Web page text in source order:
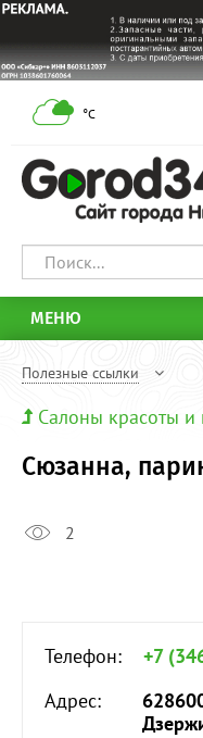
°С
МЕНЮ
Полезные ссылки
Салоны красоты и
Сюзанна,
2
Телефон:
+7
Адрес: